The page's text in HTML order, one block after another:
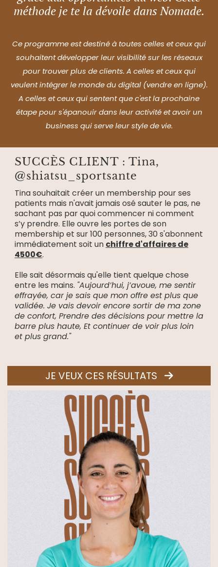
méthode je te la dévoile dans Nomade.
Ce programme est destiné à toutes celles et ceux qui
souhaitent développer leur visibilité sur les réseaux
pour trouver plus de clients. A celles et ceux qui
veulent intégrer le monde du digital (vendre en ligne).
A celles et ceux qui sentent que c'est la prochaine
étape pour s'épanouir dans leur activité et avoir un
business qui serve leur style de vie.
SUCCÈS CLIENT : Tina,
@shiatsu_sportsante
Tina souhaitait créer un membership pour ses
patients mais n'avait jamais osé sauter le pas, ne
sachant pas par quoi commencer ni comment
s’y prendre. Elle ouvre les portes de son
membership et sur 100 personnes, 30 s'abonnent
immédiatement soit un chiffre d'affaires de
4500€.
Elle sait désormais qu'elle tient quelque chose
entre les mains. "Aujourd’hui, j’avoue, me sentir
effrayée, car je sais que mon offre est plus que
validée. Je vais devoir encore sortir de ma zone
de confort, Prendre des décisions pour mettre la
barre plus haute, Et continuer de voir plus loin
et plus grand."
JE VEUX CES RÉSULTATS